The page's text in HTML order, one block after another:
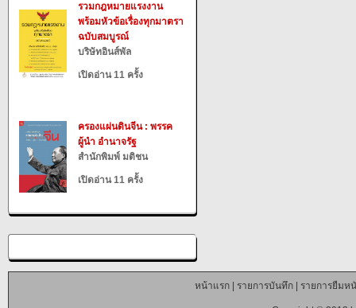
รวมกฎหมายแรงงาน
พร้อมหัวข้อเรื่องทุกมาตรา
ฉบับสมบูรณ์
บริษัทอินส์พัล
เปิดอ่าน 11 ครั้ง
ครองแผ่นดินจีน : พรรค
ผู้นำ อำนาจรัฐ
สำนักพิมพ์ มติชน
เปิดอ่าน 11 ครั้ง
หน้าแรก| รายการบันทึก| รายการยืมห